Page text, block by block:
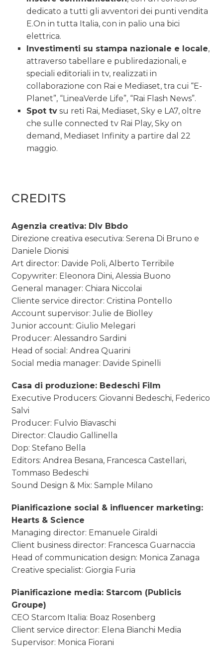
dedicato a tutti gli avventori dei punti vendita
E.On in tutta Italia, con in palio una bici
elettrica.
Investimenti su stampa nazionale e locale,
attraverso tabellare e publiredazionali, e
speciali editoriali in tv, realizzati in
collaborazione con Rai e Mediaset, tra cui “E-
Planet”, “LineaVerde Life”, “Rai Flash News”.
Spot tv su reti Rai, Mediaset, Sky e LA7, oltre
che sulle connected tv Rai Play, Sky on
demand, Mediaset Infinity a partire dal 22
maggio.
CREDITS
Agenzia creativa: Dlv Bbdo
Direzione creativa esecutiva: Serena Di Bruno e
Daniele Dionisi
Art director: Davide Poli, Alberto Terribile
Copywriter: Eleonora Dini, Alessia Buono
General manager: Chiara Niccolai
Cliente service director: Cristina Pontello
Account supervisor: Julie de Biolley
Junior account: Giulio Melegari
Producer: Alessandro Sardini
Head of social: Andrea Quarini
Social media manager: Davide Spinelli
Casa di produzione: Bedeschi Film
Executive Producers: Giovanni Bedeschi, Federico
Salvi
Producer: Fulvio Biavaschi
Director: Claudio Gallinella
Dop: Stefano Bella
Editors: Andrea Besana, Francesca Castellari,
Tommaso Bedeschi
Sound Design & Mix: Sample Milano
Pianificazione social & influencer marketing:
Hearts & Science
Managing director: Emanuele Giraldi
Client business director: Francesca Guarnaccia
Head of communication design: Monica Zanaga
Creative specialist: Giorgia Furia
Pianificazione media: Starcom (Publicis
Groupe)
CEO Starcom Italia: Boaz Rosenberg
Client service director: Elena Bianchi Media
Supervisor: Monica Fiorani